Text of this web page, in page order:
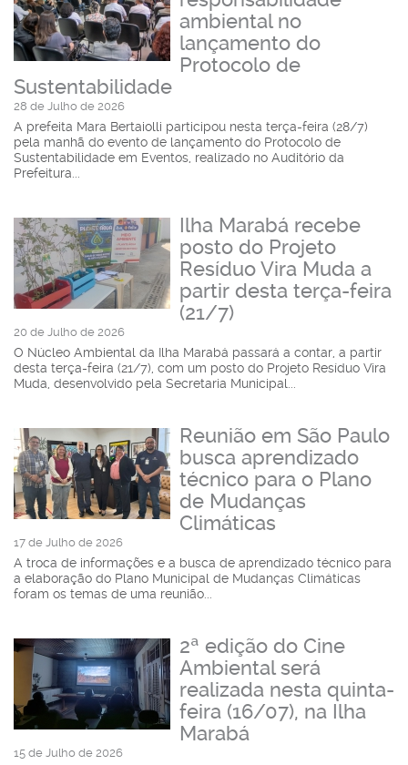
ambiental no
lançamento do
Protocolo de
Sustentabilidade
28 de Julho de 2026
A prefeita Mara Bertaiolli participou nesta terça-feira (28/7)
pela manhã do evento de lançamento do Protocolo de
Sustentabilidade em Eventos, realizado no Auditório da
Prefeitura...
Ilha Marabá recebe
posto do Projeto
Resíduo Vira Muda a
partir desta terça-feira
(21/7)
20 de Julho de 2026
O Núcleo Ambiental da Ilha Marabá passará a contar, a partir
desta terça-feira (21/7), com um posto do Projeto Resíduo Vira
Muda, desenvolvido pela Secretaria Municipal...
Reunião em São Paulo
busca aprendizado
técnico para o Plano
de Mudanças
Climáticas
17 de Julho de 2026
A troca de informações e a busca de aprendizado técnico para
a elaboração do Plano Municipal de Mudanças Climáticas
foram os temas de uma reunião...
2ª edição do Cine
Ambiental será
realizada nesta quinta-
feira (16/07), na Ilha
Marabá
15 de Julho de 2026